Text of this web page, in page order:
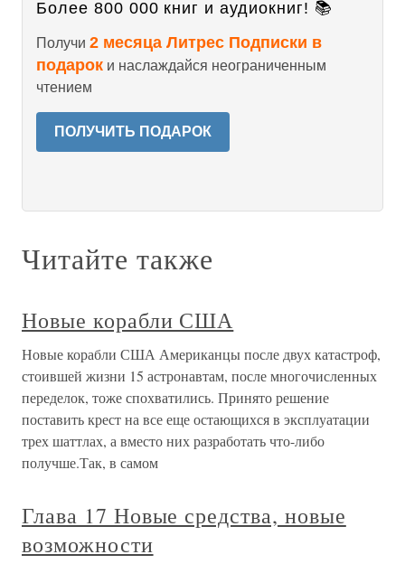
Более 800 000 книг и аудиокниг! 📚
Получи 2 месяца Литрес Подписки в
подарок и наслаждайся неограниченным
чтением
ПОЛУЧИТЬ ПОДАРОК
Читайте также
Новые корабли США
Новые корабли США Американцы после двух катастроф,
стоившей жизни 15 астронавтам, после многочисленных
переделок, тоже спохватились. Принято решение
поставить крест на все еще остающихся в эксплуатации
трех шаттлах, а вместо них разработать что-либо
получше.Так, в самом
Глава 17 Новые средства, новые
возможности